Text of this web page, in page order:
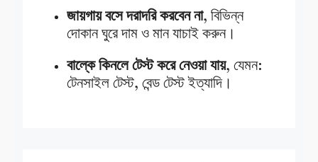
জায়গায় বসে দরাদরি করবেন না, বিভিন্ন
দোকান ঘুরে দাম ও মান যাচাই করুন।
বাল্কে কিনলে টেস্ট করে নেওয়া যায়, যেমন:
টেনসাইল টেস্ট, বেন্ড টেস্ট ইত্যাদি।